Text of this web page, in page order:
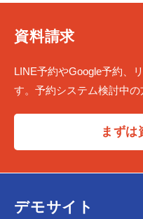
資料請求
LINE予約やGoogle予約、
す。予約システム検討中の
まずは
デモサイト